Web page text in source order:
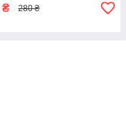
₴ 280 ₴